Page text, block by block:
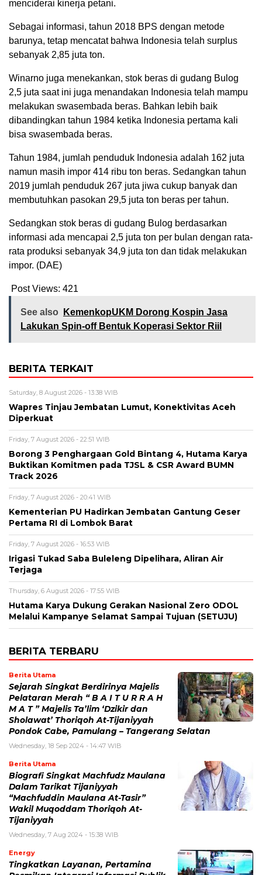
menciderai kinerja petani.
Sebagai informasi, tahun 2018 BPS dengan metode
barunya, tetap mencatat bahwa Indonesia telah surplus
sebanyak 2,85 juta ton.
Winarno juga menekankan, stok beras di gudang Bulog
2,5 juta saat ini juga menandakan Indonesia telah mampu
melakukan swasembada beras. Bahkan lebih baik
dibandingkan tahun 1984 ketika Indonesia pertama kali
bisa swasembada beras.
Tahun 1984, jumlah penduduk Indonesia adalah 162 juta
namun masih impor 414 ribu ton beras. Sedangkan tahun
2019 jumlah penduduk 267 juta jiwa cukup banyak dan
membutuhkan pasokan 29,5 juta ton beras per tahun.
Sedangkan stok beras di gudang Bulog berdasarkan
informasi ada mencapai 2,5 juta ton per bulan dengan rata-
rata produksi sebanyak 34,9 juta ton dan tidak melakukan
impor. (DAE)
Post Views: 421
See also
KemenkopUKM Dorong Kospin Jasa
Lakukan Spin-off Bentuk Koperasi Sektor Riil
BERITA TERKAIT
Saturday, 8 August 2026 - 13:38 WIB
Wapres Tinjau Jembatan Lumut, Konektivitas Aceh
Diperkuat
Friday, 7 August 2026 - 22:51 WIB
Borong 3 Penghargaan Gold Bintang 4, Hutama Karya
Buktikan Komitmen pada TJSL & CSR Award BUMN
Track 2026
Friday, 7 August 2026 - 20:41 WIB
Kementerian PU Hadirkan Jembatan Gantung Geser
Pertama RI di Lombok Barat
Friday, 7 August 2026 - 16:53 WIB
Irigasi Tukad Saba Buleleng Dipelihara, Aliran Air
Terjaga
Thursday, 6 August 2026 - 17:55 WIB
Hutama Karya Dukung Gerakan Nasional Zero ODOL
Melalui Kampanye Selamat Sampai Tujuan (SETUJU)
BERITA TERBARU
Berita Utama
Sejarah Singkat Berdirinya Majelis
Pelataran Merah “ B A I T U R R A H
M A T ” Majelis Ta’lim ‘Dzikir dan
Sholawat’ Thoriqoh At-Tijaniyyah
Pondok Cabe, Pamulang – Tangerang Selatan
Wednesday, 18 Sep 2024 - 14:47 WIB
Berita Utama
Biografi Singkat Machfudz Maulana
Dalam Tarikat Tijaniyyah
“Machfuddin Maulana At-Tasir”
Wakil Muqoddam Thoriqoh At-
Tijaniyyah
Wednesday, 7 Aug 2024 - 15:38 WIB
Energy
Tingkatkan Layanan, Pertamina